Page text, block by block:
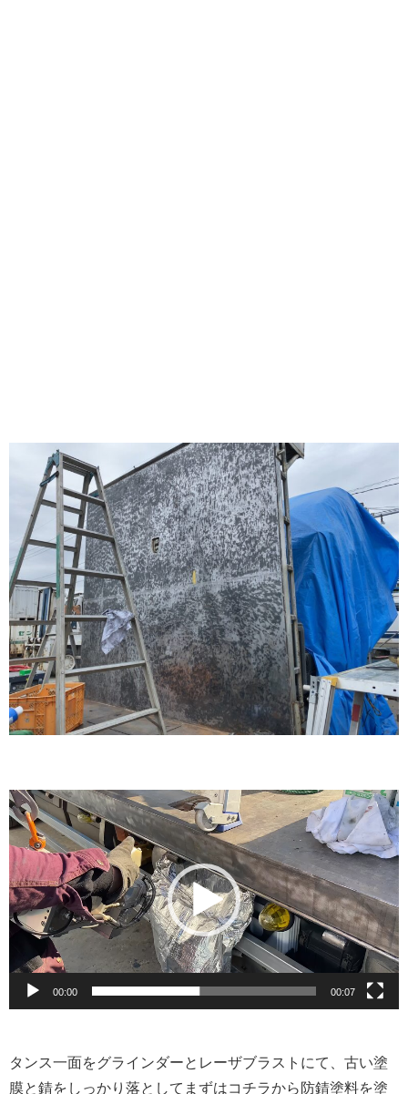
動
画
プ
レ
ー
ヤ
00:00 00:07
タンス一面をグラインダーとレーザブラストにて、古い塗
膜と錆をしっかり落としてまずはコチラから防錆塗料を塗